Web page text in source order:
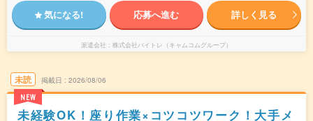
気になる! 応募へ進む 詳しく見る
派遣会社 株式会社バイトレ（キャムコムグループ）
未読
NEW
掲載日 2026/08/06
未経験OK！座り作業×コツコツワーク！大手メ